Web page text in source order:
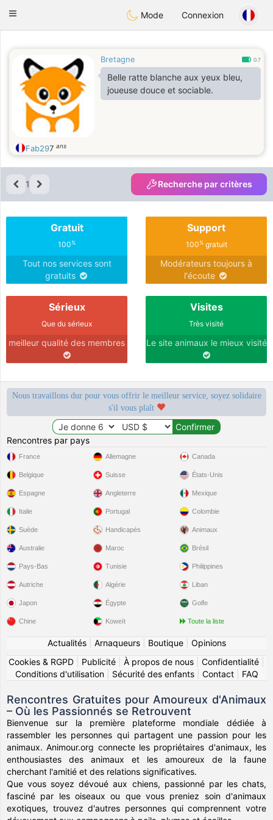
Animour
Toggle
Mode Connexion
Bretagne 0.7
Belle ratte blanche aux yeux bleu,
joueuse douce et sociable.
Fab297 ans
1 Recherche par critères
Gratuit
100%
Tout nos services sont
gratuits
Support
100%gratuit
Modérateurs toujours à
l'écoute
Sérieux
Que du sérieux
meilleur qualité des membres
Visites
Très visité
Le site animaux le mieux visité
Nous travaillons dur pour vous offrir le meilleur service, soyez solidaire
s'il vous plaît
Rencontres par pays
France
Belgique
Espagne
Italie
Suède
Allemagne
Suisse
Angleterre
Portugal
Handicapés
Canada
États-Unis
Mexique
Colombie
Animaux
Australie
Pays-Bas
Autriche
Japon
Chine
Maroc
Tunisie
Algérie
Égypte
Koweït
Brésil
Philippines
Liban
Golfe
Toute la liste
Actualités| Arnaqueurs| Boutique| Opinions
Cookies & RGPD
Publicité À propos de nous Confidentialité
Conditions d'utilisation| Sécurité des enfants| Contact| FAQ
Rencontres Gratuites pour Amoureux d'Animaux
– Où les Passionnés se Retrouvent
Bienvenue sur la première plateforme mondiale dédiée à
rassembler les personnes qui partagent une passion pour les
animaux. Animour.org connecte les propriétaires d'animaux, les
enthousiastes des animaux et les amoureux de la faune
cherchant l'amitié et des relations significatives.
Que vous soyez dévoué aux chiens, passionné par les chats,
fasciné par les oiseaux ou que vous preniez soin d'animaux
exotiques, trouvez d'autres personnes qui comprennent votre